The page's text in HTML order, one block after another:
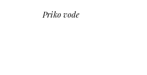
Priko vode